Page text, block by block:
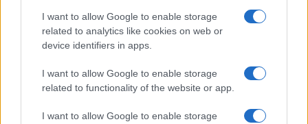
I want to allow Google to enable storage
related to analytics like cookies on web or
device identifiers in apps.
I want to allow Google to enable storage
related to functionality of the website or app.
I want to allow Google to enable storage
Giovannimaria Cabras